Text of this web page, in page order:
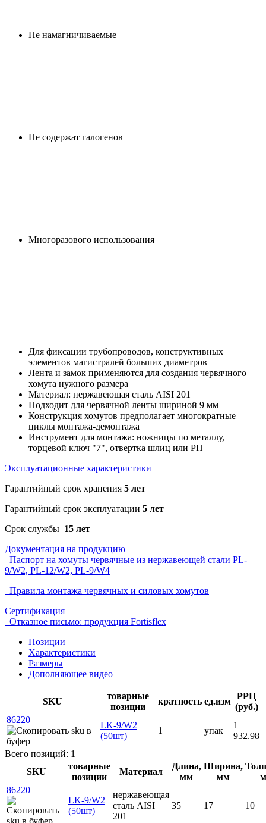
Не намагничиваемые
Не содержат галогенов
Многоразового использования
Для фиксации трубопроводов, конструктивных
элементов магистралей больших диаметров
Лента и замок применяются для создания червячного
хомута нужного размера
Материал: нержавеющая сталь AISI 201
Подходит для червячной ленты шириной 9 мм
Конструкция хомутов предполагает многократные
циклы монтажа-демонтажа
Инструмент для монтажа: ножницы по металлу,
торцевой ключ "7", отвертка шлиц или PH
Эксплуатационные характеристики
Гарантийный срок хранения 5 лет
Гарантийный срок эксплуатации 5 лет
Срок службы 15 лет
Документация на продукцию
Паспорт на хомуты червячные из нержавеющей стали PL-
9/W2, PL-12/W2, PL-9/W4
Правила монтажа червячных и силовых хомутов
Сертификация
Отказное письмо: продукция Fortisflex
Позиции
Характеристики
Размеры
Дополняющее видео
SKU
товарные
позиции
кратность ед.изм
РРЦ
(руб.)
86220
LK-9/W2
(50шт)
1 упак
1
932.98
Всего позиций: 1
SKU
товарные
позиции
Материал
Длина,
мм
Ширина,
мм
86220
LK-9/W2
(50шт)
нержавеющая
сталь AISI
201
35 17 10